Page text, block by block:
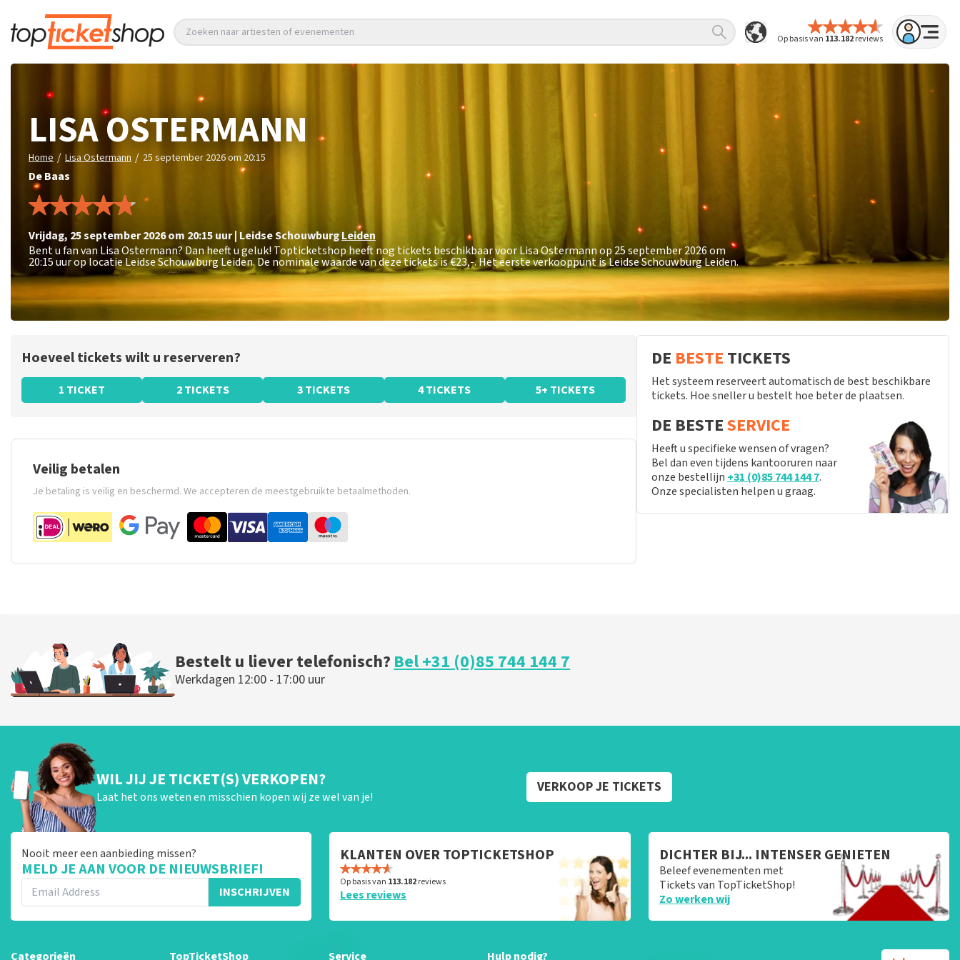
Op basis van 113.182reviews
Zoeken naar artiesten of evenementen
LISA OSTERMANN
Home / Lisa Ostermann / 25 september 2026 om 20:15
De Baas
vrijdag, 25 september 2026 om 20:15uur| Leidse SchouwburgLeiden
Bent u fan van Lisa Ostermann? Dan heeft u geluk! Topticketshop heeft nog tickets beschikbaar voor Lisa Ostermann op 25 september 2026 om
20:15 uur op locatie Leidse Schouwburg Leiden. De nominale waarde van deze tickets is€23,-. Het eerste verkooppunt is Leidse Schouwburg Leiden.
Hoeveel tickets wilt u reserveren?
1 TICKET 2 TICKETS 3 TICKETS 4 TICKETS 5+ TICKETS
Veilig betalen
Je betaling is veilig en beschermd. We accepteren de meestgebruikte betaalmethoden.
DE BESTE TICKETS
Het systeem reserveert automatisch de best beschikbare
tickets. Hoe sneller u bestelt hoe beter de plaatsen.
DE BESTESERVICE
Heeft u specifieke wensen of vragen?
Bel dan even tijdens kantooruren naar
onze bestellijn +31 (0)85 744 144 7.
Onze specialisten helpen u graag.
Bestelt u liever telefonisch?Bel +31 (0)85 744 144 7
Werkdagen 12:00 - 17:00 uur
WIL JIJ JE TICKET(S) VERKOPEN?
Laat het ons weten en misschien kopen wij ze wel van je!
VERKOOP JE TICKETS
Nooit meer een aanbieding missen?
MELD JE AAN VOOR DE NIEUWSBRIEF!
INSCHRIJVEN
KLANTEN OVER TOPTICKETSHOP
Op basis van 113.182reviews
Lees reviews
DICHTER BIJ... INTENSER GENIETEN
Beleef evenementen met
Tickets van TopTicketShop!
Zo werken wij
Categorieën TopTicketShop Service Hulp nodig?